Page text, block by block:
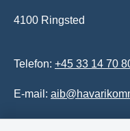
4100 Ringsted
Telefon: +45 33 14 70
E-mail: